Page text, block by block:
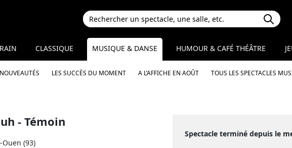
CLASSIQUE MUSIQUE & DANSE
LES SUCCÈS DU MOMENT A L’AFFICHE EN AOÛT TOUS LES SPECTACLES
HUMOUR & CAFÉ THÉÂTRE
- Témoin
Ouen (93)
Spectacle terminé depuis le